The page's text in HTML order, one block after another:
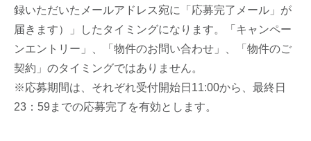
録いただいたメールアドレス宛に「応募完了メール」が
届きます）」したタイミングになります。「キャンペー
ンエントリー」、「物件のお問い合わせ」、「物件のご
契約」のタイミングではありません。
※応募期間は、それぞれ受付開始日11:00から、最終日
23：59までの応募完了を有効とします。